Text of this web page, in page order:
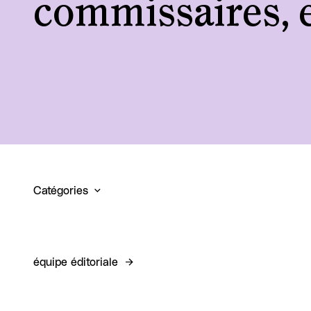
commissaires,
Catégories
équipe éditoriale